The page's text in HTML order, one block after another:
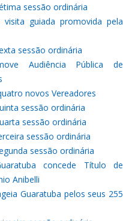
sessão ordinária
visita guiada promovida pela
sessão ordinária
Audiência Pública de
novos Vereadores
sessão ordinária
sessão ordinária
sessão ordinária
sessão ordinária
concede Título de
Anibelli
Guaratuba pelos seus 255